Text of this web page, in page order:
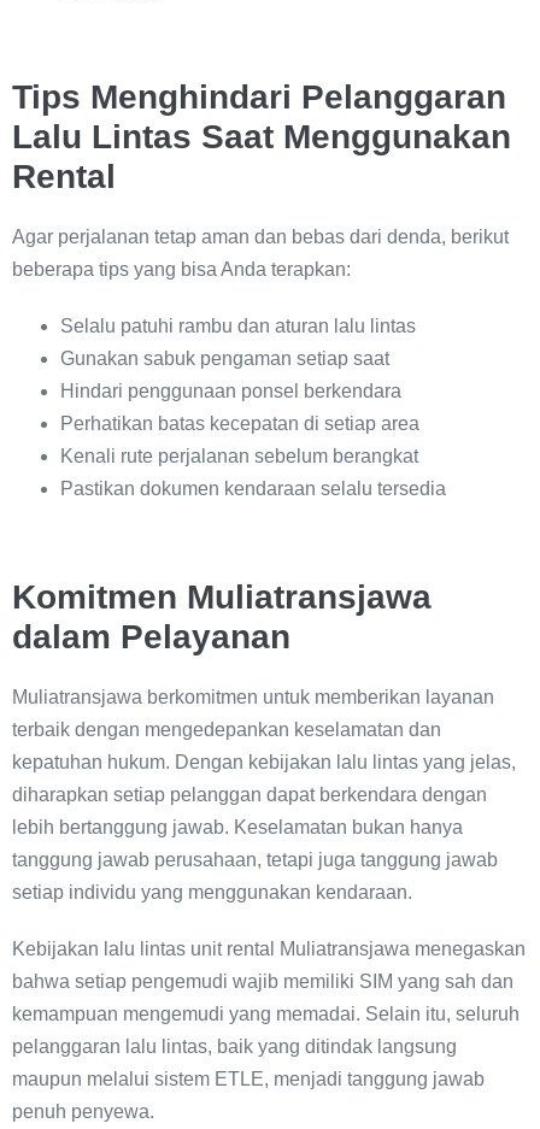
Tips Menghindari Pelanggaran
Lalu Lintas Saat Menggunakan
Rental
Agar perjalanan tetap aman dan bebas dari denda, berikut
beberapa tips yang bisa Anda terapkan:
Selalu patuhi rambu dan aturan lalu lintas
Gunakan sabuk pengaman setiap saat
Hindari penggunaan ponsel berkendara
Perhatikan batas kecepatan di setiap area
Kenali rute perjalanan sebelum berangkat
Pastikan dokumen kendaraan selalu tersedia
Komitmen Muliatransjawa
dalam Pelayanan
Muliatransjawa berkomitmen untuk memberikan layanan
terbaik dengan mengedepankan keselamatan dan
kepatuhan hukum. Dengan kebijakan lalu lintas yang jelas,
diharapkan setiap pelanggan dapat berkendara dengan
lebih bertanggung jawab. Keselamatan bukan hanya
tanggung jawab perusahaan, tetapi juga tanggung jawab
setiap individu yang menggunakan kendaraan.
Kebijakan lalu lintas unit rental Muliatransjawa menegaskan
bahwa setiap pengemudi wajib memiliki SIM yang sah dan
kemampuan mengemudi yang memadai. Selain itu, seluruh
pelanggaran lalu lintas, baik yang ditindak langsung
maupun melalui sistem ETLE, menjadi tanggung jawab
penuh penyewa.